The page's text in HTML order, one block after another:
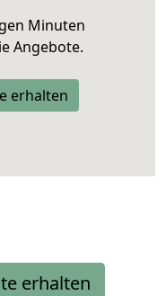
Minuten
Angebote.
erhalten
erhalten